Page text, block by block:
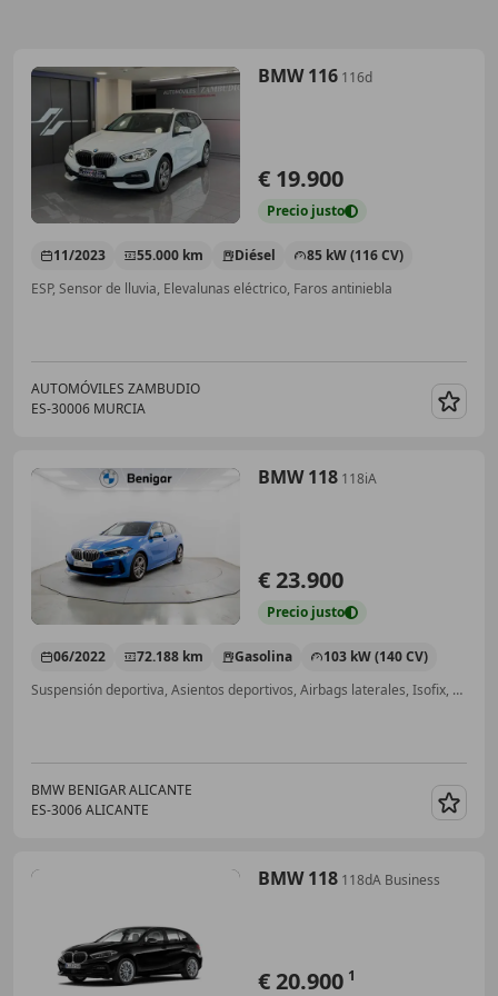
BMW 116 116d
€ 19.900
Precio justo
11/2023 55.000 km Diésel
85 kW (116 CV)
ESP, Sensor de lluvia, Elevalunas eléctrico, Faros antiniebla
AUTOMÓVILES ZAMBUDIO
ES-30006 MURCIA
BMW 118 118iA
€ 23.900
Precio justo
06/2022 72.188 km Gasolina
103 kW (140 CV)
Suspensión deportiva, Asientos deportivos, Airbags laterales, Isofix, ESP, Cierre centralizado, ABS, Aire Acondicionado
BMW BENIGAR ALICANTE
ES-3006 ALICANTE
BMW 118 118dA Business
€ 20.900 1